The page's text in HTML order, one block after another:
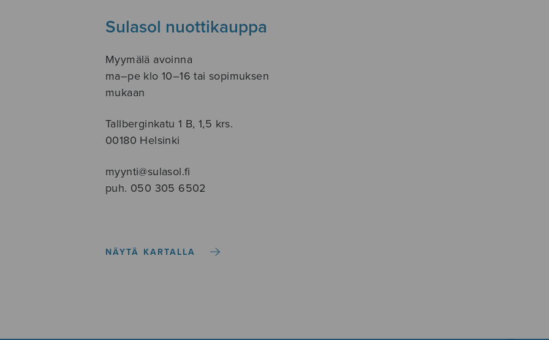
Sulasol nuottikauppa
Myymälä avoinna
ma–pe klo 10–16 tai sopimuksen
mukaan
Tallberginkatu 1 B, 1,5 krs.
00180 Helsinki
myynti@sulasol.fi
puh. 050 305 6502
NÄYTÄ KARTALLA